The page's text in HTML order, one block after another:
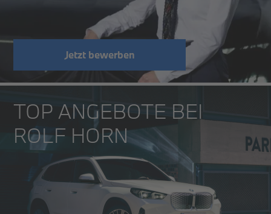
Jetzt bewerben
TOP ANGEBOTE BEI
ROLF HORN